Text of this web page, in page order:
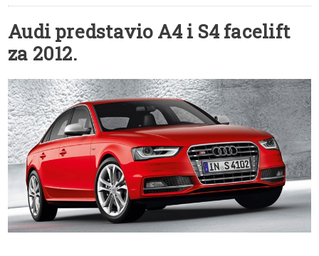
Audi predstavio A4 i S4 facelift
za 2012.